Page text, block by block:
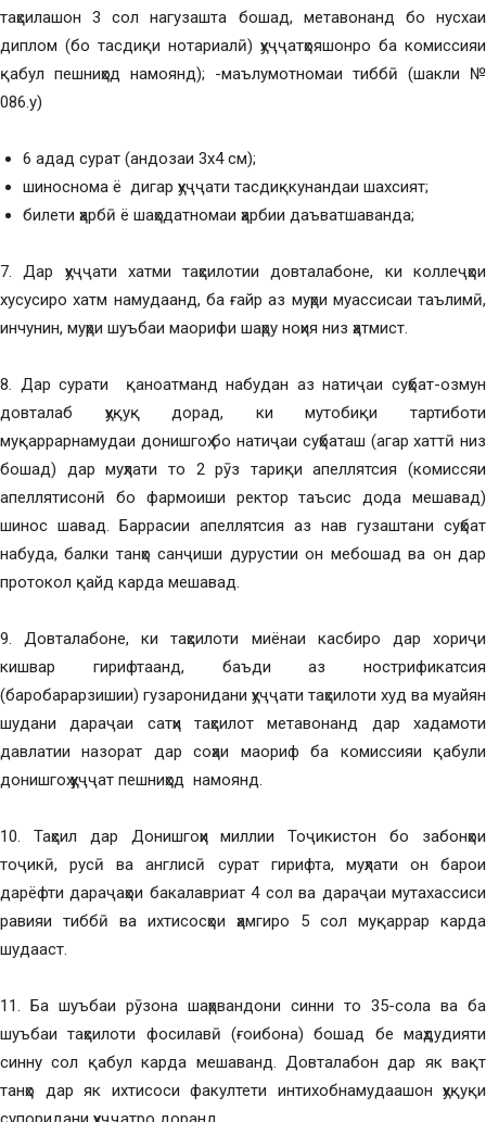
таҳсилашон 3 сол нагузашта бошад, метавонанд бо нусхаи
диплом (бо тасдиқи нотариалӣ) ҳуҷҷатҳояшонро ба комиссияи
қабул пешниҳод намоянд); -маълумотномаи тиббӣ (шакли №
086.у)
6 адад сурат (андозаи 3х4 см);
шиноснома ё дигар ҳуҷҷати тасдиқкунандаи шахсият;
билети ҳарбӣ ё шаҳодатномаи ҳарбии даъватшаванда;
7. Дар ҳуҷҷати хатми таҳсилотии довталабоне, ки коллеҷҳои
хусусиро хатм намудаанд, ба ғайр аз муҳри муассисаи таълимӣ,
инчунин, муҳри шуъбаи маорифи шаҳру ноҳия низ ҳатмист.
8. Дар сурати қаноатманд набудан аз натиҷаи суҳбат-озмун
довталаб ҳуқуқ дорад, ки мутобиқи тартиботи
муқаррарнамудаи донишгоҳ бо натиҷаи суҳбаташ (агар хаттӣ низ
бошад) дар муҳлати то 2 рӯз тариқи апеллятсия (комиссяи
апеллятисонӣ бо фармоиши ректор таъсис дода мешавад)
шинос шавад. Баррасии апеллятсия аз нав гузаштани суҳбат
набуда, балки танҳо санҷиши дурустии он мебошад ва он дар
протокол қайд карда мешавад.
9. Довталабоне, ки таҳсилоти миёнаи касбиро дар хориҷи
кишвар гирифтаанд, баъди аз нострификатсия
(баробарарзишии) гузаронидани ҳуҷҷати таҳсилоти худ ва муайян
шудани дараҷаи сатҳи таҳсилот метавонанд дар хадамоти
давлатии назорат дар соҳаи маориф ба комиссияи қабули
донишгоҳ ҳуҷҷат пешниҳод намоянд.
10. Таҳсил дар Донишгоҳи миллии Тоҷикистон бо забонҳои
тоҷикӣ, русӣ ва англисӣ сурат гирифта, муҳлати он барои
дарёфти дараҷаҳои бакалавриат 4 сол ва дараҷаи мутахассиси
равияи тиббӣ ва ихтисосҳои ҳамгиро 5 сол муқаррар карда
шудааст.
11. Ба шуъбаи рӯзона шаҳрвандони синни то 35-сола ва ба
шуъбаи таҳсилоти фосилавӣ (ғоибона) бошад бе маҳдудияти
синну сол қабул карда мешаванд. Довталабон дар як вақт
танҳо дар як ихтисоси факултети интихобнамудаашон ҳуқуқи